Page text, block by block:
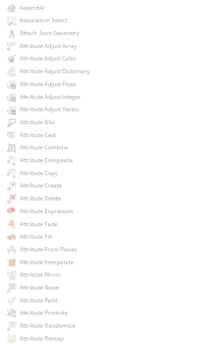
Assemble
Association Select
Attach Joint Geometry
Attribute Adjust Array
Attribute Adjust Color
Attribute Adjust Dictionary
Attribute Adjust Float
Attribute Adjust Integer
Attribute Adjust Vector
Attribute Blur
Attribute Cast
Attribute Combine
Attribute Composite
Attribute Copy
Attribute Create
Attribute Delete
Attribute Expression
Attribute Fade
Attribute Fill
Attribute From Pieces
Attribute Interpolate
Attribute Mirror
Attribute Noise
Attribute Paint
Attribute Promote
Attribute Randomize
Attribute Remap